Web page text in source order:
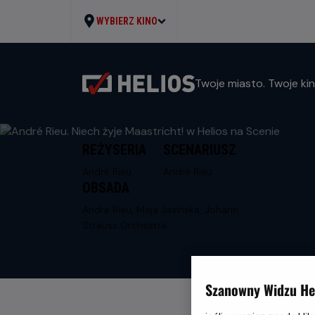
WYBIERZ KINO
Twoje miasto. Twoje
Szanowny Widzu